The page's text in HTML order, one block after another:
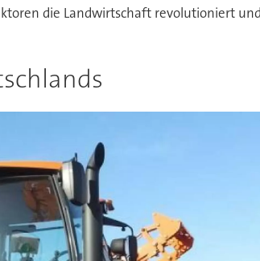
die Landwirtschaft revolutioniert